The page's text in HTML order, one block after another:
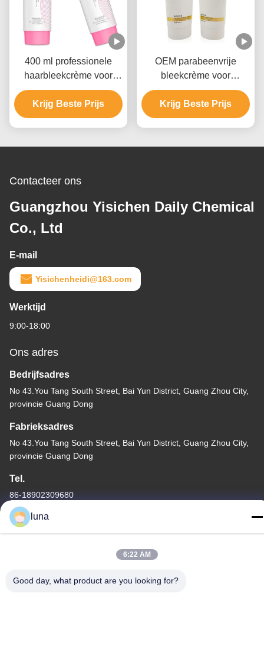
400 ml professionele
haarbleekcrème voor
mannen en vrouwen tot 9
niveaus
Krijg Beste Prijs
OEM parabeenvrije
bleekcrème voor
haarkleur met
ammoniumhydroxide
Krijg Beste Prijs
Contacteer ons
Guangzhou Yisichen Daily Chemical
Co., Ltd
E-mail
Yisichenheidi@163.com
Werktijd
9:00-18:00
Ons adres
Bedrijfsadres
No 43.You Tang South Street, Bai Yun District, Guang Zhou City,
provincie Guang Dong
Fabrieksadres
No 43.You Tang South Street, Bai Yun District, Guang Zhou City,
provincie Guang Dong
Tel.
86-18902309680
Copyright © -2026 Guangzhou Yisichen Daily Chemical Co., Ltd .
luna
6:22 AM
Good day, what product are you looking for?